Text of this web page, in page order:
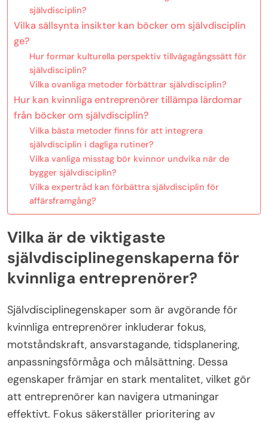
självdisciplin?
Vilka sällsynta insikter kan böcker om självdisciplin
ge?
Hur formar kulturella perspektiv tillvägagångssätt för
självdisciplin?
Vilka ovanliga metoder förbättrar självdisciplin?
Hur kan kvinnliga entreprenörer tillämpa lärdomar
från böcker om självdisciplin?
Vilka bästa metoder finns för att integrera
självdisciplin i dagliga rutiner?
Vilka vanliga misstag bör kvinnor undvika när de
bygger självdisciplin?
Vilka expertråd kan förbättra självdisciplin för
affärsframgång?
Vilka är de viktigaste
självdisciplinegenskaperna för
kvinnliga entreprenörer?
Självdisciplinegenskaper som är avgörande för
kvinnliga entreprenörer inkluderar fokus,
motståndskraft, ansvarstagande, tidsplanering,
anpassningsförmåga och målsättning. Dessa
egenskaper främjar en stark mentalitet, vilket gör
att entreprenörer kan navigera utmaningar
effektivt. Fokus säkerställer prioritering av